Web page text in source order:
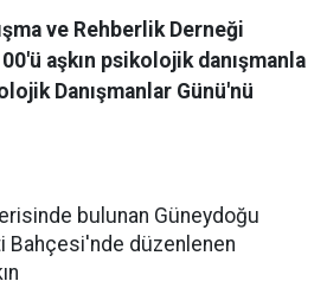
ve Rehberlik Derneği
aşkın psikolojik danışmanla
Danışmanlar Günü'nü
bulunan Güneydoğu
Bahçesi'nde düzenlenen